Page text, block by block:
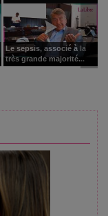
Le sepsis, associé à la
très grande majorité...